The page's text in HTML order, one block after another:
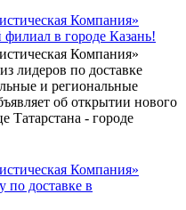
Компания»
в городе Казань!
Компания»
лидеров по доставке
и региональные
об открытии нового
Татарстана - городе
Компания»
по доставке в